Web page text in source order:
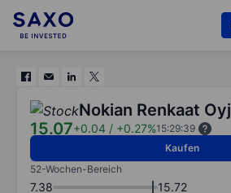
Nokian Renkaat Oyj
15.07+0.04 / +0.27%15:29:39
Kaufen
52-Wochen-Bereich
7.38 15.72